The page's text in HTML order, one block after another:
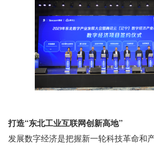
打造“东北工业互联网创新高地”
发展数字经济是把握新一轮科技革命和